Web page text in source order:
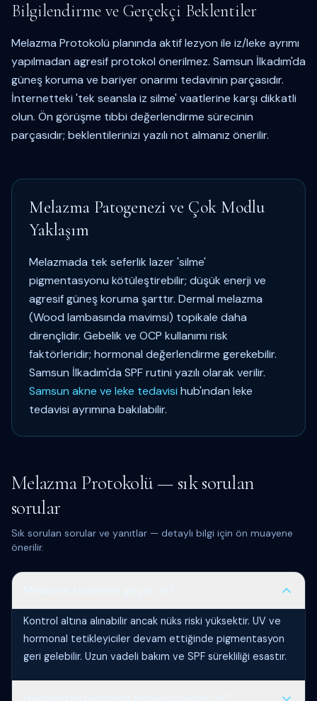
Bilgilendirme ve Gerçekçi Beklentiler
Melazma Protokolü planında aktif lezyon ile iz/leke ayrımı
yapılmadan agresif protokol önerilmez. Samsun İlkadım'da
güneş koruma ve bariyer onarımı tedavinin parçasıdır.
İnternetteki 'tek seansla iz silme' vaatlerine karşı dikkatli
olun. Ön görüşme tıbbi değerlendirme sürecinin
parçasıdır; beklentilerinizi yazılı not almanız önerilir.
Melazma Patogenezi ve Çok Modlu
Yaklaşım
Melazmada tek seferlik lazer 'silme'
pigmentasyonu kötüleştirebilir; düşük enerji ve
agresif güneş koruma şarttır. Dermal melazma
(Wood lambasında mavimsi) topikale daha
dirençlidir. Gebelik ve OCP kullanımı risk
faktörleridir; hormonal değerlendirme gerekebilir.
Samsun İlkadım'da SPF rutini yazılı olarak verilir.
Samsun akne ve leke tedavisi hub'ından leke
tedavisi ayrımına bakılabilir.
Melazma Protokolü — sık sorulan
sorular
Sık sorulan sorular ve yanıtlar — detaylı bilgi için ön muayene
önerilir.
Kontrol altına alınabilir ancak nüks riski yüksektir. UV ve
hormonal tetikleyiciler devam ettiğinde pigmentasyon
geri gelebilir. Uzun vadeli bakım ve SPF sürekliliği esastır.